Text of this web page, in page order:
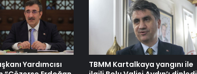
Yardımcısı
TBMM Kartalkaya yangını ile